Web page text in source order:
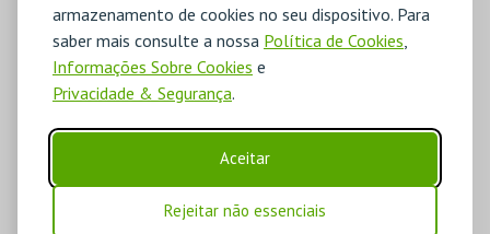
armazenamento de cookies no seu dispositivo. Para
saber mais consulte a nossa Política de Cookies,
Informações Sobre Cookies e
Privacidade & Segurança.
Aceitar
Rejeitar não essenciais